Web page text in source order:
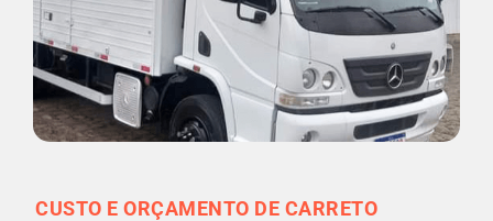
CUSTO E ORÇAMENTO DE CARRETO